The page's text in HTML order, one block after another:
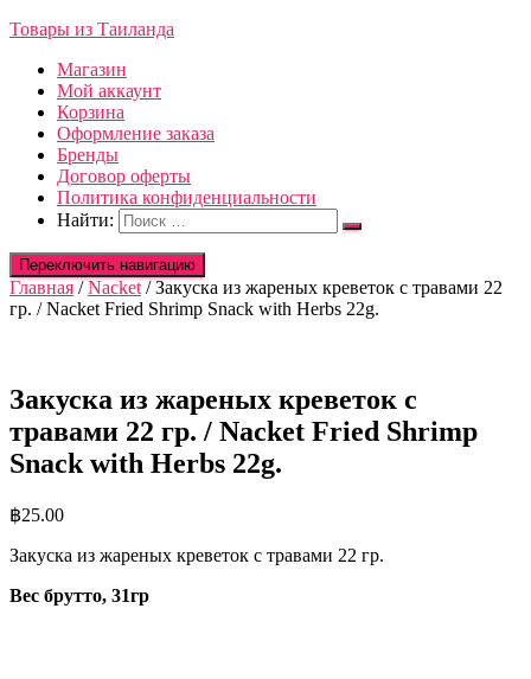
Товары из Таиланда
Магазин
Мой аккаунт
Корзина
Оформление заказа
Бренды
Договор оферты
Политика конфиденциальности
Найти:
Переключить навигацию
Главная /Nacket / Закуска из жареных креветок с травами 22
гр. / Nacket Fried Shrimp Snack with Herbs 22g.
Закуска из жареных креветок с
травами 22 гр. / Nacket Fried Shrimp
Snack with Herbs 22g.
฿25.00
Закуска из жареных креветок с травами 22 гр.
Вес брутто, 31гр